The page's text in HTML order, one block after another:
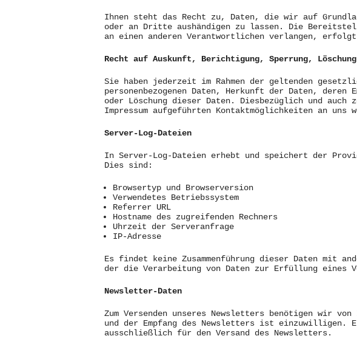
Ihnen steht das Recht zu, Daten, die wir auf
oder an Dritte aushändigen zu lassen. Die
an einen anderen Verantwortlichen verlangen,
Recht auf Auskunft, Berichtigung, Sperrung, Löschung
Sie haben jederzeit im Rahmen der geltenden
personenbezogenen Daten, Herkunft der Daten,
oder Löschung dieser Daten. Diesbezüglich und auch
Impressum aufgeführten Kontaktmöglichkeiten an uns
Server-Log-Dateien
In Server-Log-Dateien erhebt und speichert der
Dies sind:
Browsertyp und Browserversion
Verwendetes Betriebssystem
Referrer URL
Hostname des zugreifenden Rechners
Uhrzeit der Serveranfrage
IP-Adresse
Es findet keine Zusammenführung dieser Daten mit
der die Verarbeitung von Daten zur Erfüllung eines
Newsletter-Daten
Zum Versenden unseres Newsletters benötigen wir
und der Empfang des Newsletters ist einzuwilligen.
ausschließlich für den Versand des Newsletters.